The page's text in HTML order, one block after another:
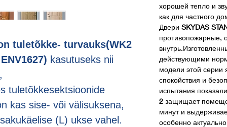
tuletõkke- turvauks(WK2
kasutuseks nii
tuletõkkesektsioonide
kas sise- või välisuksena,
(L) ukse vahel.
хорошей тепло и
как для частного
Двери SKYDAS
противопожарные,
действующими
модели этой серии
спокойствия и
испытания
2 защищает
минут и
особенно